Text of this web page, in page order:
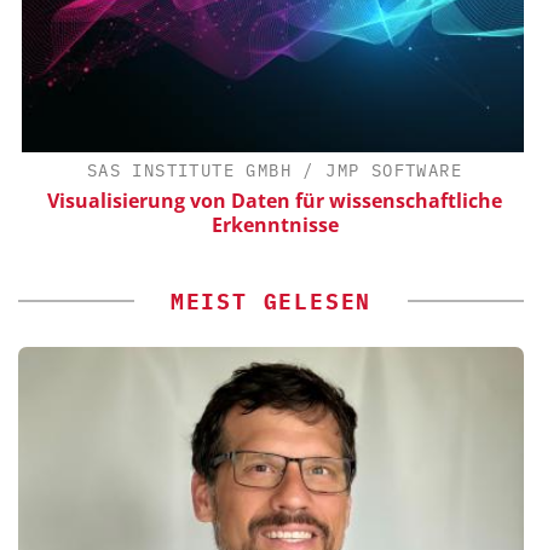
SAS INSTITUTE GMBH / JMP SOFTWARE
Visualisierung von Daten für wissenschaftliche
Erkenntnisse
MEIST GELESEN